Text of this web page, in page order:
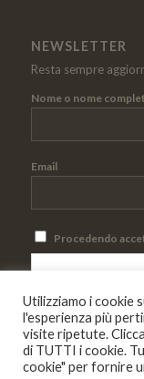
NEWSLETTER
Resta sempre
Nome o nome
Email
Procedendo
Utilizziamo i cookie
l'esperienza più
visite ripetute.
di TUTTI i cookie.
cookie" per fornire